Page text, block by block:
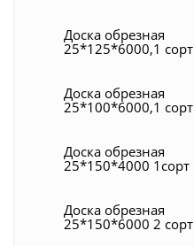
Доска обрезная
25*125*6000,1 сорт
Доска обрезная
25*100*6000,1 сорт
Доска обрезная
25*150*4000 1сорт
Доска обрезная
25*150*6000 2 сорт